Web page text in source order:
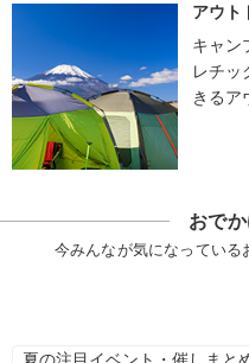
アウト
キャン
レチッ
きるア
おで
今みんなが気になっている